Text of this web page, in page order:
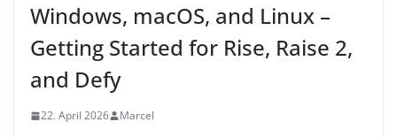
Windows, macOS, and Linux –
Getting Started for Rise, Raise 2,
and Defy
22. April 2026 Marcel